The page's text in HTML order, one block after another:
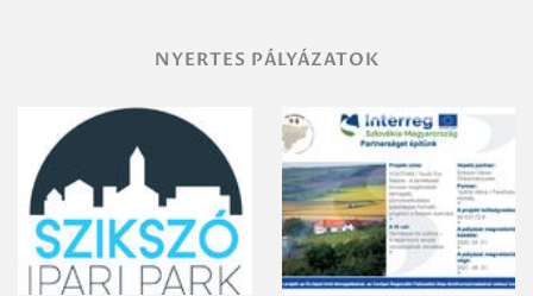
NYERTES PÁLYÁZATOK